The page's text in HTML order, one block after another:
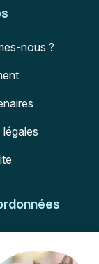
nous ?
Hoche